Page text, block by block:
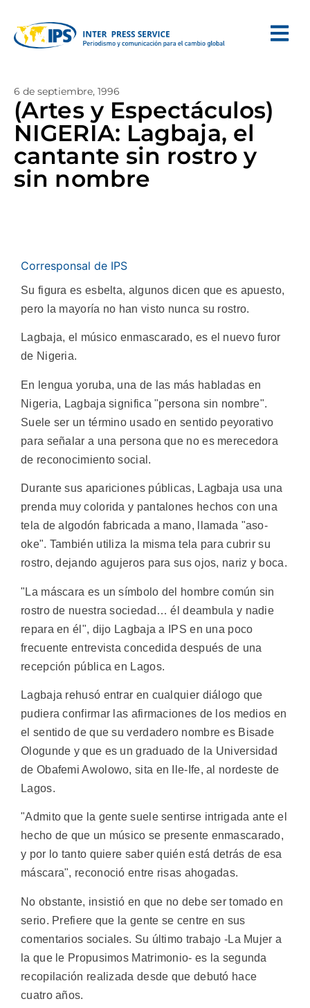
6 de septiembre, 1996
(Artes y Espectáculos)
NIGERIA: Lagbaja, el
cantante sin rostro y
sin nombre
Corresponsal de IPS
Su figura es esbelta, algunos dicen que es apuesto,
pero la mayoría no han visto nunca su rostro.
Lagbaja, el músico enmascarado, es el nuevo furor
de Nigeria.
En lengua yoruba, una de las más habladas en
Nigeria, Lagbaja significa "persona sin nombre".
Suele ser un término usado en sentido peyorativo
para señalar a una persona que no es merecedora
de reconocimiento social.
Durante sus apariciones públicas, Lagbaja usa una
prenda muy colorida y pantalones hechos con una
tela de algodón fabricada a mano, llamada "aso-
oke". También utiliza la misma tela para cubrir su
rostro, dejando agujeros para sus ojos, nariz y boca.
"La máscara es un símbolo del hombre común sin
rostro de nuestra sociedad… él deambula y nadie
repara en él", dijo Lagbaja a IPS en una poco
frecuente entrevista concedida después de una
recepción pública en Lagos.
Lagbaja rehusó entrar en cualquier diálogo que
pudiera confirmar las afirmaciones de los medios en
el sentido de que su verdadero nombre es Bisade
Ologunde y que es un graduado de la Universidad
de Obafemi Awolowo, sita en Ile-Ife, al nordeste de
Lagos.
"Admito que la gente suele sentirse intrigada ante el
hecho de que un músico se presente enmascarado,
y por lo tanto quiere saber quién está detrás de esa
máscara", reconoció entre risas ahogadas.
No obstante, insistió en que no debe ser tomado en
serio. Prefiere que la gente se centre en sus
comentarios sociales. Su último trabajo -La Mujer a
la que le Propusimos Matrimonio- es la segunda
recopilación realizada desde que debutó hace
cuatro años.